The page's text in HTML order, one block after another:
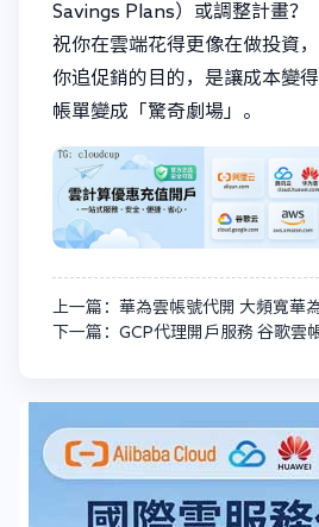
Savings Plans）或調整計畫？
祝你在雲端花得更像在做投資
你追促銷的目的，是讓成本變
帳單變成「驚奇劇場」。
上一篇：華為雲帳號代開 大頻寬華
下一篇：GCP代理開戶服務 谷歌雲